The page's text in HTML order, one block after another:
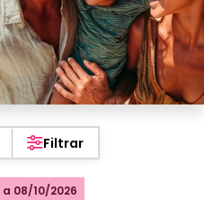
Filtrar
a 08/10/2026